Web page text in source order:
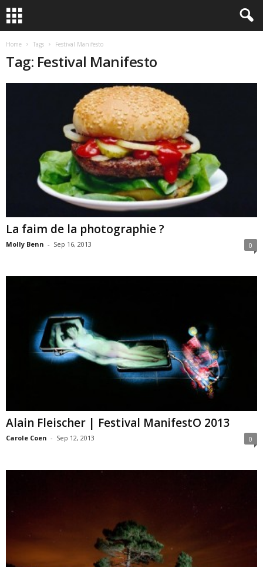
Home Tags Festival Manifesto
Tag: Festival Manifesto
La faim de la photographie ?
Molly Benn - Sep 16, 2013 0
Alain Fleischer | Festival ManifestO 2013
Carole Coen - Sep 12, 2013 0